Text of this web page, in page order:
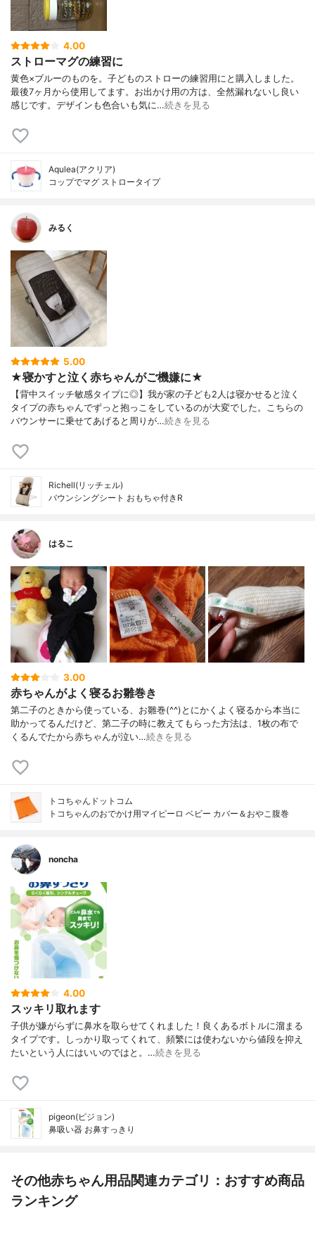
4.00
ストローマグの練習に
黄色×ブルーのものを。子どものストローの練習用にと購入しました。
最後7ヶ月から使用してます。お出かけ用の方は、全然漏れないし良い
感じです。デザインも色合いも気に…続きを見る
Aqulea(アクリア)
コップでマグ ストロータイプ
みるく
5.00
★寝かすと泣く赤ちゃんがご機嫌に★
【背中スイッチ敏感タイプに◎】我が家の子ども2人は寝かせると泣く
タイプの赤ちゃんでずっと抱っこをしているのが大変でした。こちらの
バウンサーに乗せてあげると周りが…続きを見る
Richell(リッチェル)
バウンシングシート おもちゃ付きR
はるこ
3.00
赤ちゃんがよく寝るお雛巻き
第二子のときから使っている、お雛巻(^^)とにかくよく寝るから本当に
助かってるんだけど、第二子の時に教えてもらった方法は、1枚の布で
くるんでたから赤ちゃんが泣い…続きを見る
トコちゃんドットコム
トコちゃんのおでかけ用マイピーロ ベビー カバー＆おやこ腹巻
noncha
4.00
スッキリ取れます
子供が嫌がらずに鼻水を取らせてくれました！良くあるボトルに溜まる
タイプです。しっかり取ってくれて、頻繁には使わないから値段を抑え
たいという人にはいいのではと。…続きを見る
pigeon(ピジョン)
鼻吸い器 お鼻すっきり
その他赤ちゃん用品関連カテゴリ：おすすめ商品
ランキング